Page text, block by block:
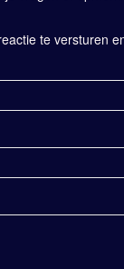
te versturen